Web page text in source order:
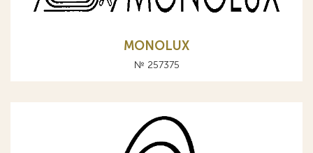
MONOLUX
№ 257375